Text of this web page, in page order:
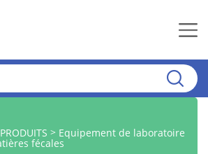
PRODUITS > Equipement de laboratoire
fécales